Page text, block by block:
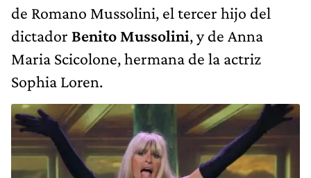
de Romano Mussolini, el tercer hijo del
dictador Benito Mussolini, y de Anna
Maria Scicolone, hermana de la actriz
Sophia Loren.